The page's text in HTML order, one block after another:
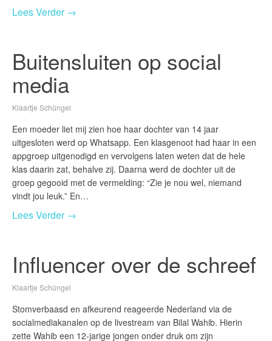
Lees Verder →
Buitensluiten op social
media
Klaartje Schüngel
Een moeder liet mij zien hoe haar dochter van 14 jaar
uitgesloten werd op Whatsapp. Een klasgenoot had haar in een
appgroep uitgenodigd en vervolgens laten weten dat de hele
klas daarin zat, behalve zij. Daarna werd de dochter uit de
groep gegooid met de vermelding: “Zie je nou wel, niemand
vindt jou leuk.” En…
Lees Verder →
Influencer over de schreef
Klaartje Schüngel
Stomverbaasd en afkeurend reageerde Nederland via de
socialmediakanalen op de livestream van Bilal Wahib. Hierin
zette Wahib een 12-jarige jongen onder druk om zijn